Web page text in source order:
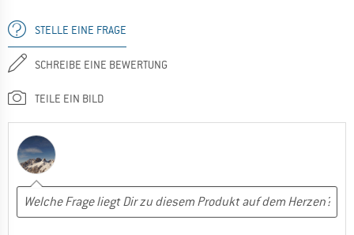
STELLE EINE FRAGE
SCHREIBE EINE BEWERTUNG
TEILE EIN BILD